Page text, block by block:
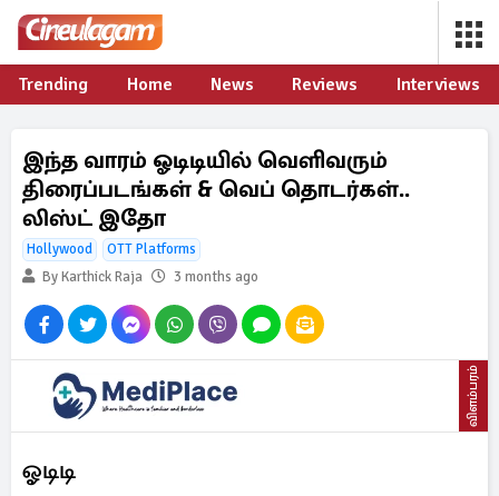
Trending Home News Reviews Interviews
இந்த வாரம் ஓடிடியில் வெளிவரும்
திரைப்படங்கள் & வெப் தொடர்கள்..
லிஸ்ட் இதோ
Hollywood
OTT Platforms
By Karthick Raja
3 months ago
விளம்பரம்
ஓடிடி